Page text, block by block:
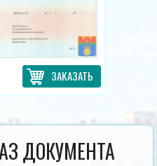
ЗАКАЗАТЬ
ДОКУМЕНТА